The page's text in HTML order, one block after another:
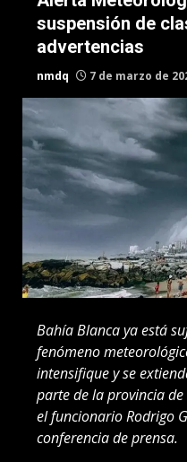
suspensión de
advertencias
nmdq 7 de marzo de
Bahía Blanca ya está
fenómeno
intensifique y se
parte de la provincia
el funcionario Rodrigo
conferencia de prensa.